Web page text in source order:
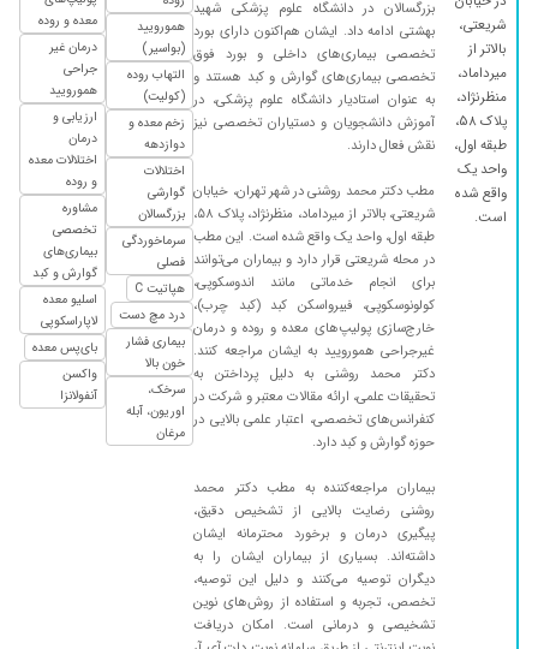
خیلی خوبه ۱۴۰۱/۱۰/۲۵
عدم رضایت ۱۴۰۴/۰۳/۲۱
تشخیص درست دادن حساسیت به گندم داشتم ۱۴۰۱/۱۱/۳۰
بسیار دکتر عالی هستند ۱۳۹۹/۱۰/۰۲
۱۴۰۲/۰۴/۲۵
عالیست ۱۴۰۰/۰۴/۱۳
مشکل معده داشتم بسیارمهربان هستندوداروی
خوبی تجویزکردمد
۱۴۰۰/۰۵/۰۳
عدم رضایت ۱۴۰۳/۰۷/۰۷
خیلی خوب ۱۴۰۳/۰۲/۱۶
منکه زیاد راضی نبودم من رفتم معدم مشکلی
نداشت ولی برای مشکل کبد رفته بودم برام
آندوسکوپی نوشتن که انجام ندادم برای همه مریض
ها فک کنم این کارو انجام میدن
۱۴۰۴/۰۲/۲۱
عدم رضایت
مشکل روده داشتم فعلا تحت درمانم دکتر بسیار
خوشرو و مهربانی می باشند
دکتر خیلی مهربان و حاذقی هستند
عالی بی نظیر
شریعتی،
بالاتر از
میرداماد،
منظرنژاد،
پلاک ۵۸،
طبقه اول،
واحد یک
واقع شده
است.
بزرگسالان در دانشگاه علوم پزشکی شهید
بهشتی ادامه داد. ایشان هم‌اکنون دارای بورد
تخصصی بیماری‌های داخلی و بورد فوق
تخصصی بیماری‌های گوارش و کبد هستند و
به عنوان استادیار دانشگاه علوم پزشکی، در
آموزش دانشجویان و دستیاران تخصصی نیز
نقش فعال دارند.
مطب دکتر محمد روشنی در شهر تهران، خیابان
شریعتی، بالاتر از میرداماد، منظرنژاد، پلاک ۵۸،
طبقه اول، واحد یک واقع شده است. این مطب
در محله شریعتی قرار دارد و بیماران می‌توانند
برای انجام خدماتی مانند اندوسکوپی،
کولونوسکوپی، فیبرواسکن کبد (کبد چرب)،
خارج‌سازی پولیپ‌های معده و روده و درمان
غیرجراحی همورویید به ایشان مراجعه کنند.
دکتر محمد روشنی به دلیل پرداختن به
تحقیقات علمی، ارائه مقالات معتبر و شرکت در
کنفرانس‌های تخصصی، اعتبار علمی بالایی در
حوزه گوارش و کبد دارد.
بیماران مراجعه‌کننده به مطب دکتر محمد
روشنی رضایت بالایی از تشخیص دقیق،
پیگیری درمان و برخورد محترمانه ایشان
داشته‌اند. بسیاری از بیماران ایشان را به
دیگران توصیه می‌کنند و دلیل این توصیه،
تخصص، تجربه و استفاده از روش‌های نوین
تشخیصی و درمانی است. امکان دریافت
همورویید
(بواسیر)
التهاب روده
(کولیت)
زخم معده و
دوازدهه
اختلالات
گوارشی
بزرگسالان
سرماخوردگی
فصلی
هپاتیت C
درد مچ دست
بیماری فشار
خون بالا
سرخک،
اوریون، آبله
مرغان
معده و روده
درمان غیر
جراحی
همورویید
ارزیابی و
درمان
اختلالات معده
و روده
مشاوره
تخصصی
بیماری‌های
گوارش و کبد
اسلیو معده
لاپاراسکوپی
بای‌پس معده
واکسن
آنفولانزا